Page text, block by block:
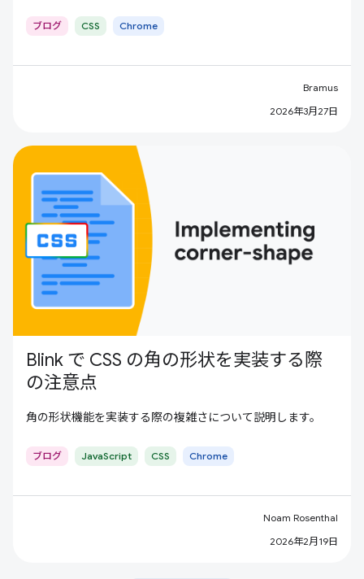
ブログ CSS Chrome
Bramus
2026年3月27日
Blink で CSS の角の形状を実装する際
の注意点
角の形状機能を実装する際の複雑さについて説明します。
ブログ JavaScript CSS Chrome
Noam Rosenthal
2026年2月19日